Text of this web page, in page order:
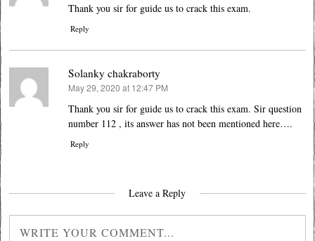
Thank you sir for guide us to crack this exam.
Reply
Solanky chakraborty
says:
May 29, 2020 at 12:47 PM
Thank you sir for guide us to crack this exam. Sir question
number 112 , its answer has not been mentioned here….
Reply
Leave a Reply